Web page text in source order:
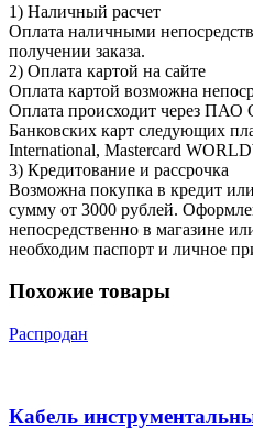
1) Наличный расчет
Оплата наличными
получении заказа.
2) Оплата картой на сайте
Оплата картой возможна
Оплата происходит через
Банковских карт следующих
International, Mastercard
3) Кредитование и рассрочка
Возможна покупка в кредит
сумму от 3000 рублей.
непосредственно в магазине
необходим паспорт и личное
Похожие товары
Распродан
Кабель